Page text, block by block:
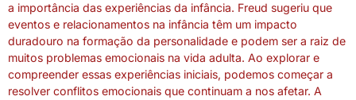
a importância das experiências da infância. Freud sugeriu que
eventos e relacionamentos na infância têm um impacto
duradouro na formação da personalidade e podem ser a raiz de
muitos problemas emocionais na vida adulta. Ao explorar e
compreender essas experiências iniciais, podemos começar a
resolver conflitos emocionais que continuam a nos afetar. A